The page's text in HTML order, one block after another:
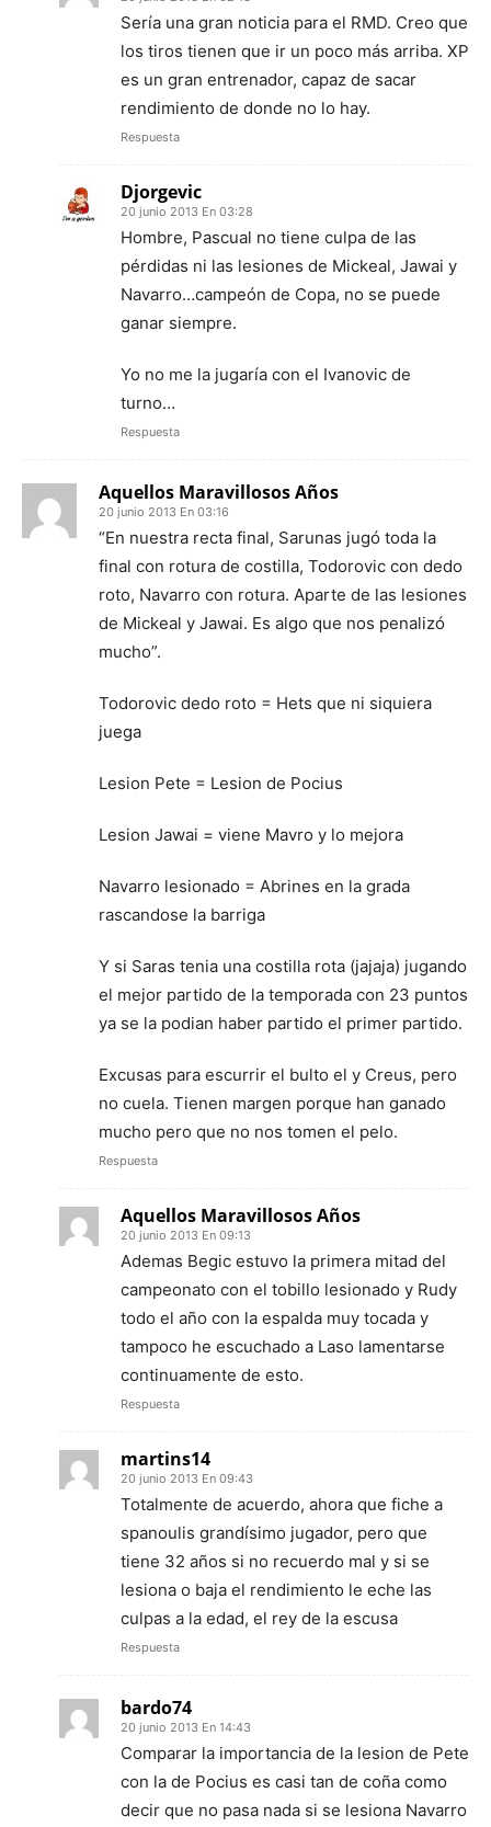
Sería una gran noticia para el RMD. Creo que
los tiros tienen que ir un poco más arriba. XP
es un gran entrenador, capaz de sacar
rendimiento de donde no lo hay.
Respuesta
Djorgevic
20 junio 2013 En 03:28
Hombre, Pascual no tiene culpa de las
pérdidas ni las lesiones de Mickeal, Jawai y
Navarro…campeón de Copa, no se puede
ganar siempre.
Yo no me la jugaría con el Ivanovic de
turno…
Respuesta
Aquellos Maravillosos Años
20 junio 2013 En 03:16
“En nuestra recta final, Sarunas jugó toda la
final con rotura de costilla, Todorovic con dedo
roto, Navarro con rotura. Aparte de las lesiones
de Mickeal y Jawai. Es algo que nos penalizó
mucho”.
Todorovic dedo roto = Hets que ni siquiera
juega
Lesion Pete = Lesion de Pocius
Lesion Jawai = viene Mavro y lo mejora
Navarro lesionado = Abrines en la grada
rascandose la barriga
Y si Saras tenia una costilla rota (jajaja) jugando
el mejor partido de la temporada con 23 puntos
ya se la podian haber partido el primer partido.
Excusas para escurrir el bulto el y Creus, pero
no cuela. Tienen margen porque han ganado
mucho pero que no nos tomen el pelo.
Respuesta
Aquellos Maravillosos Años
20 junio 2013 En 09:13
Ademas Begic estuvo la primera mitad del
campeonato con el tobillo lesionado y Rudy
todo el año con la espalda muy tocada y
tampoco he escuchado a Laso lamentarse
continuamente de esto.
Respuesta
martins14
20 junio 2013 En 09:43
Totalmente de acuerdo, ahora que fiche a
spanoulis grandísimo jugador, pero que
tiene 32 años si no recuerdo mal y si se
lesiona o baja el rendimiento le eche las
culpas a la edad, el rey de la escusa
Respuesta
bardo74
20 junio 2013 En 14:43
Comparar la importancia de la lesion de Pete
con la de Pocius es casi tan de coña como
decir que no pasa nada si se lesiona Navarro